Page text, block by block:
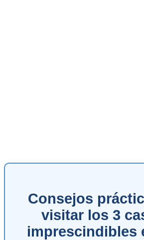
Consejos
visitar los 3
imprescindibles